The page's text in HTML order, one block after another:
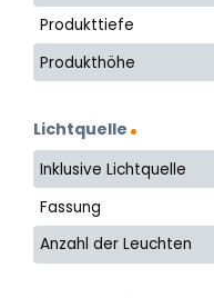
Produkttiefe
Produkthöhe
Lichtquelle
Inklusive Lichtquelle
Fassung
Anzahl der Leuchten